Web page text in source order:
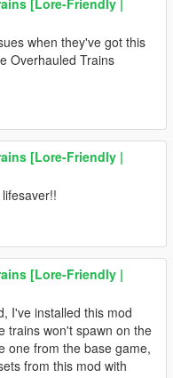
[Lore-Friendly |
when they've got this
Overhauled Trains
[Lore-Friendly |
[Lore-Friendly |
I've installed this mod
trains won't spawn on the
one from the base game,
from this mod with